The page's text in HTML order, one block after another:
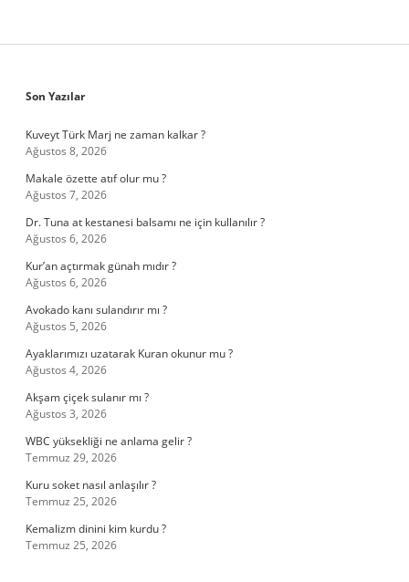
Sidebar
Son Yazılar
Kuveyt Türk Marj ne zaman kalkar ?
Ağustos 8, 2026
Makale özette atıf olur mu ?
Ağustos 7, 2026
Dr. Tuna at kestanesi balsamı ne için kullanılır ?
Ağustos 6, 2026
Kur’an açtırmak günah mıdır ?
Ağustos 6, 2026
Avokado kanı sulandırır mı ?
Ağustos 5, 2026
Ayaklarımızı uzatarak Kuran okunur mu ?
Ağustos 4, 2026
Akşam çiçek sulanır mı ?
Ağustos 3, 2026
WBC yüksekliği ne anlama gelir ?
Temmuz 29, 2026
Kuru soket nasıl anlaşılır ?
Temmuz 25, 2026
Kemalizm dinini kim kurdu ?
Temmuz 25, 2026